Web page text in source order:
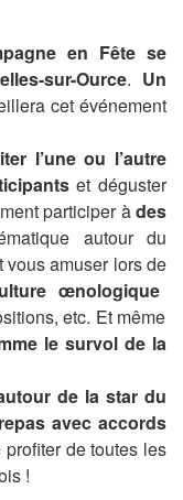
en Fête se
sur-Ource. Un
cet événement
l’une ou l’autre
et déguster
participer àdes
autour du
vous amuser lors de
œnologique
etc. Et même
le survol de la
de la star du
avec accords
de toutes les
!